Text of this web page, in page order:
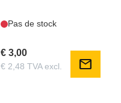
Pas de stock
€ 3,00
€ 2,48 TVA excl. mail